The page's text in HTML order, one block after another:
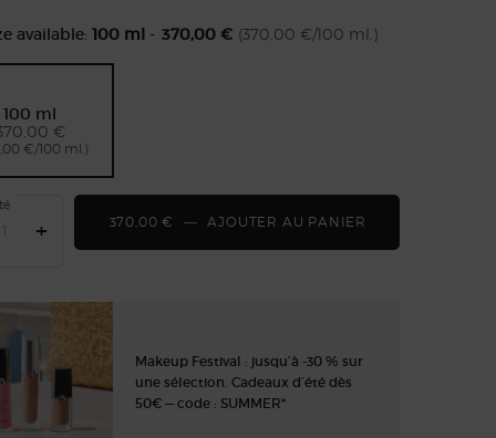
available: 100 ml- 370,00 € (370,00 €/100 ml.)
Selected
100 ml
€
€/100 ml.)
, 1 of 1
+ 370,00 € ― AJOUTER AU PANIER
Makeup Festival : jusqu’à -30 % sur
une sélection. Cadeaux d’été dès
50€ — code : SUMMER*